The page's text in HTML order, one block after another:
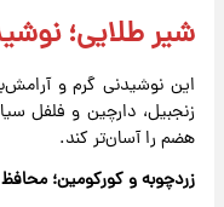
شیر طلایی؛
این نوشیدنی گرم و
زنجبیل، دارچین و فلفل
هضم را آسان‌تر کند.
زردچوبه و کورکومین؛ محافظ